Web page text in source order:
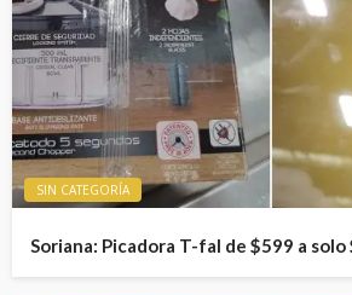
SIN CATEGORÍA
Soriana: Picadora T-fal de $599 a solo